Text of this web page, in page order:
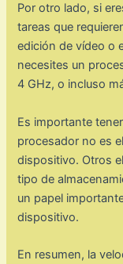
Por otro lado, si
tareas que
edición de vídeo o
necesites un
4 GHz, o incluso
Es importante
procesador no es
dispositivo. Otros
tipo de
un papel
dispositivo.
En resumen, la